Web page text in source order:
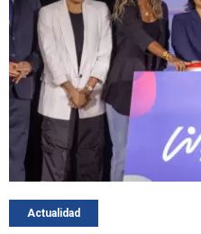
Actualidad